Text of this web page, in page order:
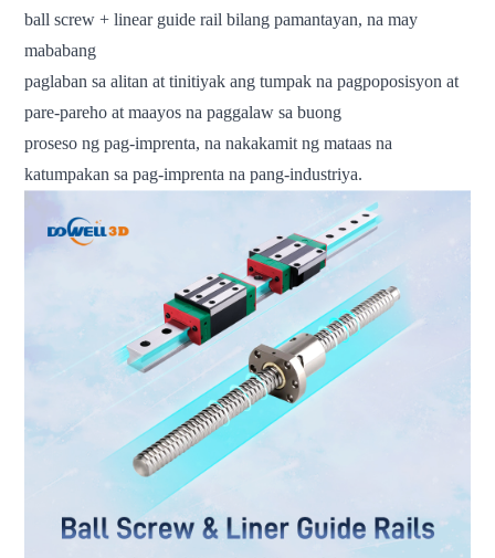
ball screw + linear guide rail bilang pamantayan, na may
mababang
paglaban sa alitan at tinitiyak ang tumpak na pagpoposisyon at
pare-pareho at maayos na paggalaw sa buong
proseso ng pag-imprenta, na nakakamit ng mataas na
katumpakan sa pag-imprenta na pang-industriya.